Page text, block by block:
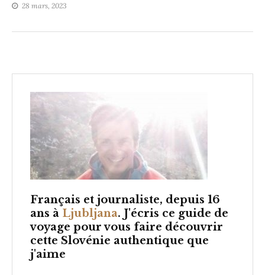
28 mars, 2023
Français et journaliste, depuis 16
ans à Ljubljana. J'écris ce guide de
voyage pour vous faire découvrir
cette Slovénie authentique que
j'aime